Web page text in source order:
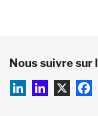
Nous suivre sur